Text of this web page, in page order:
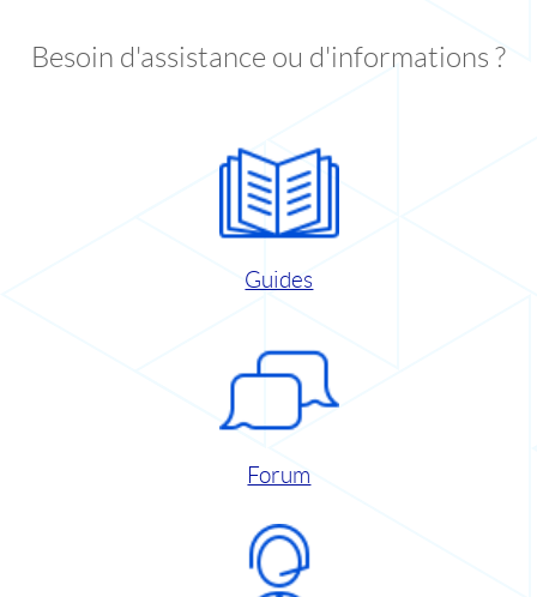
Besoin d'assistance ou d'informations ?
Guides
Forum